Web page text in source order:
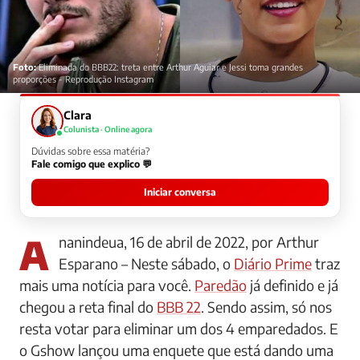
Foto:Eliminada do BBB22: treta entre Arthur Aguiar e Jessi toma grandes
proporções - Reprodução Instagram
Clara
Colunista · Online agora
Dúvidas sobre essa matéria?
Fale comigo que explico 💬
Iniciar conversa
Ananindeua, 16 de abril de 2022, por Arthur Esparano – Neste sábado, o Diário Primetraz
mais uma notícia para você. Paredão já definido e já
chegou a reta final do BBB 22. Sendo assim, só nos
resta votar para eliminar um dos 4 emparedados. E
o Gshow lançou uma enquete que está dando uma